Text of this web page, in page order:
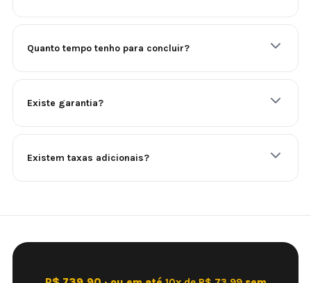
Quanto tempo tenho para concluir?
Existe garantia?
Existem taxas adicionais?